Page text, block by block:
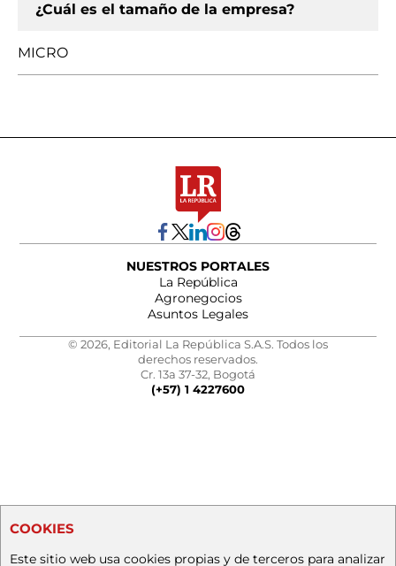
¿Cuál es el tamaño de la empresa?
MICRO
NUESTROS PORTALES
La República
Agronegocios
Asuntos Legales
© 2026, Editorial La República S.A.S. Todos los
derechos reservados.
Cr. 13a 37-32, Bogotá
(+57) 1 4227600
COOKIES
Este sitio web usa cookies propias y de terceros para analizar